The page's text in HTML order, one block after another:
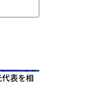
表を相